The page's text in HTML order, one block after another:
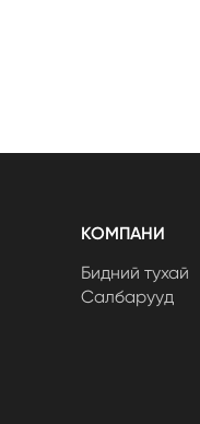
КОМПАНИ
Бидний тухай
Салбарууд